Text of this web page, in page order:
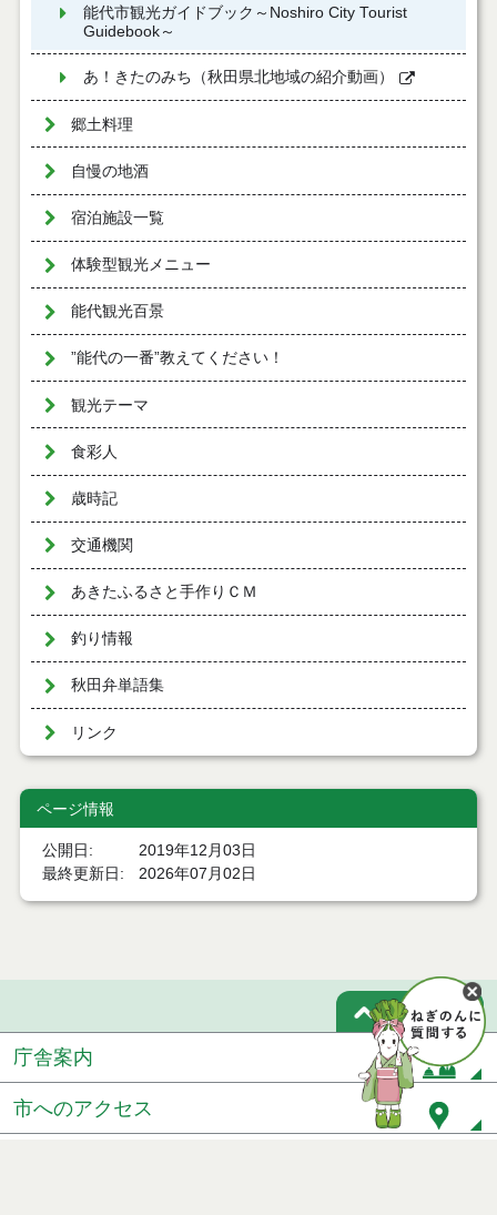
能代市観光ガイドブック～Noshiro City Tourist
Guidebook～
あ！きたのみち（秋田県北地域の紹介動画）
郷土料理
自慢の地酒
宿泊施設一覧
体験型観光メニュー
能代観光百景
”能代の一番”教えてください！
観光テーマ
食彩人
歳時記
交通機関
あきたふるさと手作りＣＭ
釣り情報
秋田弁単語集
リンク
ページ情報
公開日
2019年12月03日
最終更新日
2026年07月02日
ページトップ
庁舎案内
市へのアクセス